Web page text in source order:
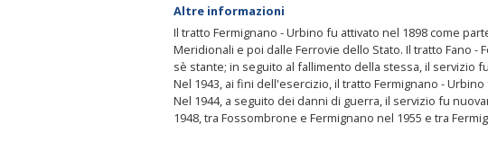
Altre informazioni
Il tratto Fermignano - Urbino fu attivato nel 1898 come
Meridionali e poi dalle Ferrovie dello Stato. Il tratto Fano -
sè stante; in seguito al fallimento della stessa, il servizio
Nel 1943, ai fini dell'esercizio, il tratto Fermignano -
Nel 1944, a seguito dei danni di guerra, il servizio fu
1948, tra Fossombrone e Fermignano nel 1955 e tra